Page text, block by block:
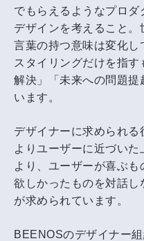
でもらえるようなプロ
デザインを考えること。
言葉の持つ意味は変化し
スタイリングだけを指
解決」「未来への問題提
います。
デザイナーに求められる
よりユーザーに近づい
より、ユーザーが喜ぶ
欲しかったものを対話し
が求められています。
BEENOSのデザイナー